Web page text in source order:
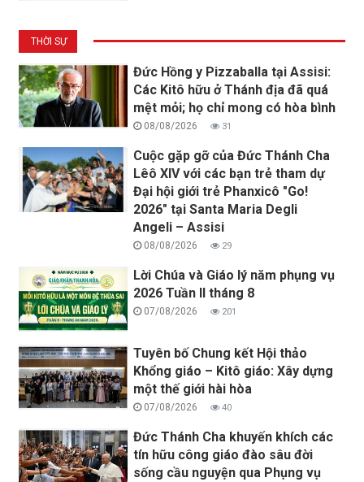
THỜI SỰ
Đức Hồng y Pizzaballa tại Assisi:
Các Kitô hữu ở Thánh địa đã quá
mệt mỏi; họ chỉ mong có hòa bình
08/08/2026 31
Cuộc gặp gỡ của Đức Thánh Cha
Lêô XIV với các bạn trẻ tham dự
Đại hội giới trẻ Phanxicô "Go!
2026" tại Santa Maria Degli
Angeli – Assisi
08/08/2026 29
Lời Chúa và Giáo lý năm phụng vụ
2026 Tuần II tháng 8
07/08/2026 201
Tuyên bố Chung kết Hội thảo
Khổng giáo – Kitô giáo: Xây dựng
một thế giới hài hòa
07/08/2026 40
Đức Thánh Cha khuyến khích các
tín hữu công giáo đào sâu đời
sống cầu nguyện qua Phụng vụ